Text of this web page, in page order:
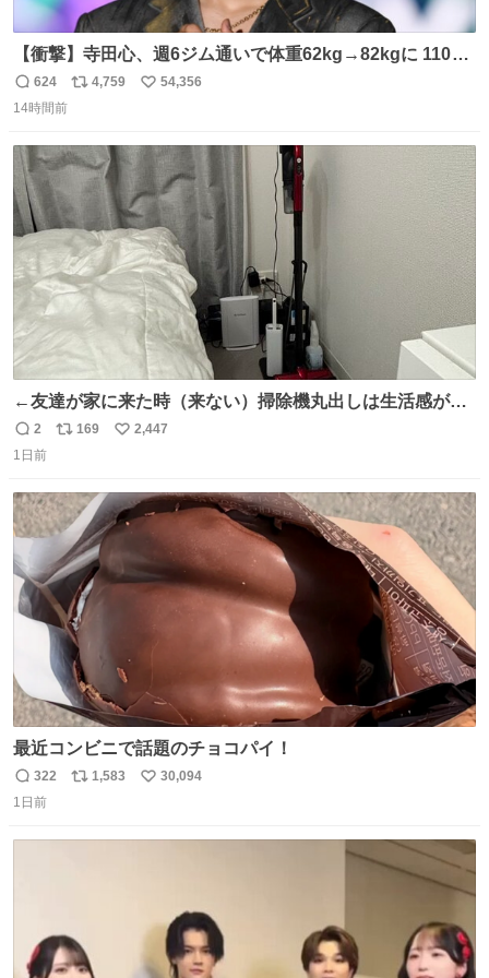
【衝撃】寺田心、週6ジム通いで体重62kg→82kgに 110kg
のベンチプレス持ち上げる姿披露
news.livedoor.com/article/detail… 元々自重のみだった
のためおにぎり10個、ゼリー飲料3～4本、パスタと毎日4
千kcalオーバーの食事を摂取し、増量したという。
返
信
624
リ
ト
4,759
い
54,356
14時間前
←友達が家に来た時（来ない）掃除機丸出しは生活感が出
てかっこ悪いなぁ →せや
返
信
2
リ
ト
数
169
い
数
2,447
1日前
最近コンビニで話題のチョコパイ！
返
信
322
リ
1,583
い
30,094
1日前